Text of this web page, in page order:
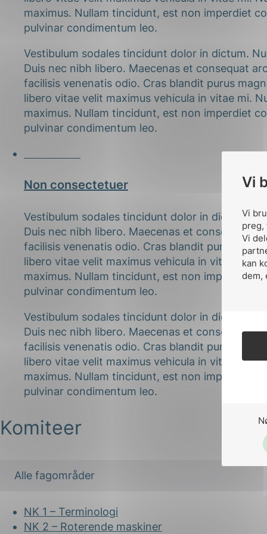
preg,
kan
dem,
maximus. Nullam tincidunt, est non imperdiet
pulvinar condimentum leo.
Vestibulum sodales tincidunt dolor in dictum.
Duis nec nibh libero. Maecenas et consequat
facilisis venenatis odio. Cras blandit purus
libero vitae velit maximus vehicula in vitae mi.
maximus. Nullam tincidunt, est non imperdiet
pulvinar condimentum leo.
Non consectetuer
Vestibulum sodales tincidunt dolor in dictum.
Duis nec nibh libero. Maecenas et consequat
facilisis venenatis odio. Cras blandit purus
libero vitae velit maximus vehicula in vitae mi.
maximus. Nullam tincidunt, est non imperdiet
pulvinar condimentum leo.
Vestibulum sodales tincidunt dolor in dictum.
Duis nec nibh libero. Maecenas et consequat
facilisis venenatis odio. Cras blandit purus
libero vitae velit maximus vehicula in vitae mi.
maximus. Nullam tincidunt, est non imperdiet
pulvinar condimentum leo.
Komiteer
NK 1 – Terminologi
NK 2 – Roterende maskiner